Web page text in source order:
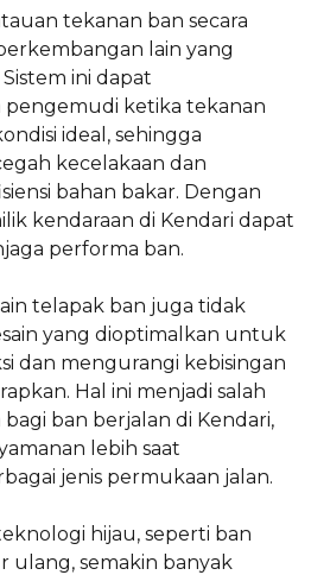
tekanan ban secara
lain yang
ini dapat
ketika tekanan
ideal, sehingga
kecelakaan dan
bahan bakar. Dengan
kendaraan di Kendari dapat
performa ban.
telapak ban juga tidak
yang dioptimalkan untuk
dan mengurangi kebisingan
Hal ini menjadi salah
ban berjalan di Kendari,
lebih saat
jenis permukaan jalan.
hijau, seperti ban
ulang, semakin banyak